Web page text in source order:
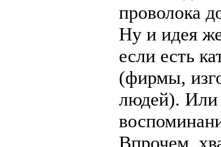
проволока
Ну и идея
если есть
(фирмы,
людей). Или
Впрочем,